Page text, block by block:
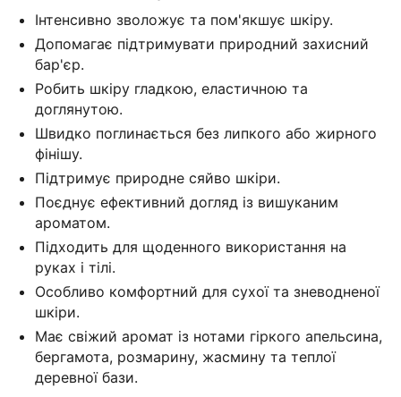
Інтенсивно зволожує та пом'якшує шкіру.
Допомагає підтримувати природний захисний
бар'єр.
Робить шкіру гладкою, еластичною та
доглянутою.
Швидко поглинається без липкого або жирного
фінішу.
Підтримує природне сяйво шкіри.
Поєднує ефективний догляд із вишуканим
ароматом.
Підходить для щоденного використання на
руках і тілі.
Особливо комфортний для сухої та зневодненої
шкіри.
Має свіжий аромат із нотами гіркого апельсина,
бергамота, розмарину, жасмину та теплої
деревної бази.